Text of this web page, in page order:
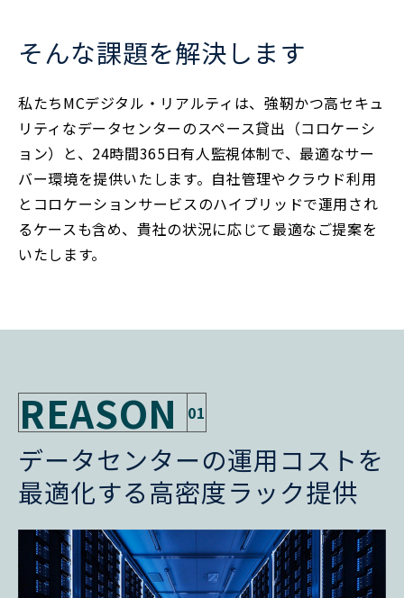
そんな課題を解決します
私たちMCデジタル・リアルティは、強靭かつ高セキュ
リティなデータセンターのスペース貸出（コロケーシ
ョン）と、24時間365日有人監視体制で、最適なサー
バー環境を提供いたします。自社管理やクラウド利用
とコロケーションサービスのハイブリッドで運用され
るケースも含め、貴社の状況に応じて最適なご提案を
いたします。
REASON 01
データセンターの運用コストを
最適化する高密度ラック提供